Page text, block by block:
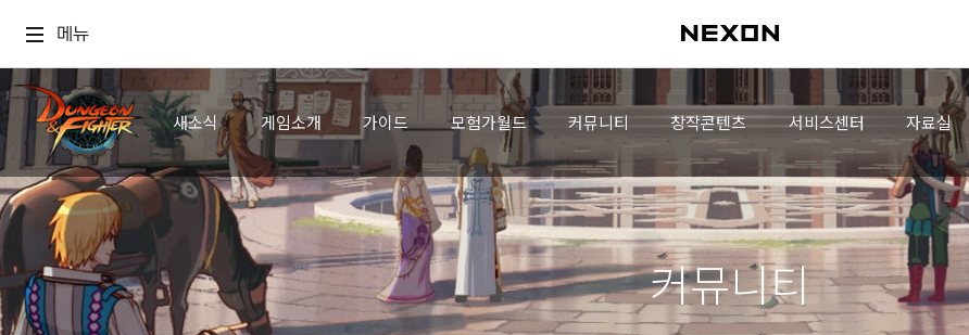
메뉴
새소식 게임소개 가이드 모험가월드 커뮤니티 창작콘텐츠 서비스센터 자료실
커뮤니티